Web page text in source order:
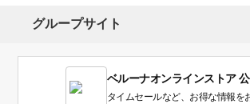
グループサイト
ベルーナオンラインストア
タイムセールなど、お得な情報を